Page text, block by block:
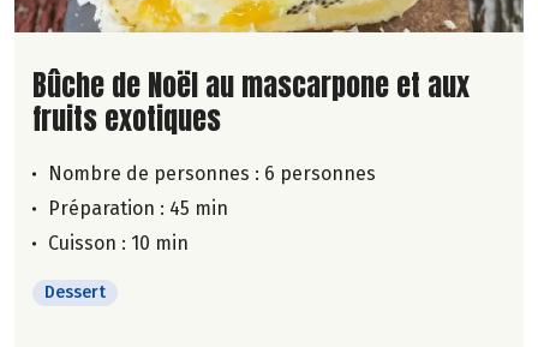
Lire la suite de la recette
Bûche de Noël au mascarpone et aux
fruits exotiques
Nombre de personnes : 6 personnes
Préparation : 45 min
Cuisson : 10 min
Dessert